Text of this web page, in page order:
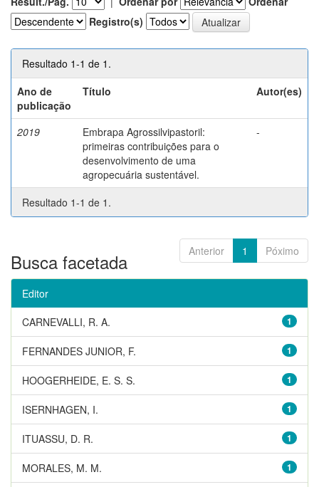
Registro(s)
Resultado 1-1 de 1.
Ano de
publicação
Título Autor(es)
2019
Embrapa Agrossilvipastoril:
primeiras contribuições para o
desenvolvimento de uma
agropecuária sustentável.
-
Resultado 1-1 de 1.
Anterior 1 Póximo
Busca facetada
Editor
1
CARNEVALLI, R. A.
1
FERNANDES JUNIOR, F.
1
HOOGERHEIDE, E. S. S.
1
ISERNHAGEN, I.
1
ITUASSU, D. R.
1
MORALES, M. M.